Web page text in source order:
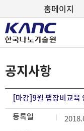
홈페이지
공지사항
[마감]9월 팹장비교육
등록일